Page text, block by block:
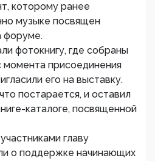
которому ранее
музыке посвящен
форуме.
фотокнигу, где собраны
присоединения
его на выставку.
постарается, и оставил
каталоге, посвященной
главу
о поддержке начинающих